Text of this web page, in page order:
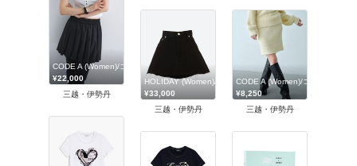
CODE A (Women)/コードエー
¥22,000
三越・伊勢丹
HOLIDAY (Women)/ホリデイ
¥33,000
三越・伊勢丹
CODE A (Women)/コードエー
¥8,250
三越・伊勢丹